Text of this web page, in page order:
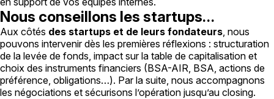
Nous conseillons les startups…
Aux côtés des startups et de leurs fondateurs , nous
pouvons intervenir dès les premières réflexions : structuration
de la levée de fonds, impact sur la table de capitalisation et
choix des instruments financiers (BSA-AIR, BSA, actions de
préférence, obligations…). Par la suite, nous accompagnons
les négociations et sécurisons l’opération jusqu’au closing.